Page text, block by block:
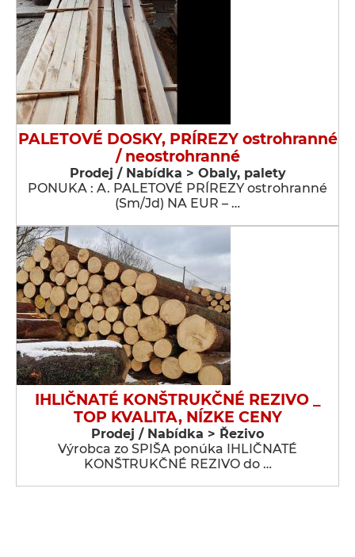
PALETOVÉ DOSKY, PRÍREZY ostrohranné
/ neostrohranné
Prodej / Nabídka > Obaly, palety
PONUKA : A. PALETOVÉ PRÍREZY ostrohranné
(Sm/Jd) NA EUR – …
IHLIČNATÉ KONŠTRUKČNÉ REZIVO _
TOP KVALITA, NÍZKE CENY
Prodej / Nabídka > Řezivo
Výrobca zo SPIŠA ponúka IHLIČNATÉ
KONŠTRUKČNÉ REZIVO do …